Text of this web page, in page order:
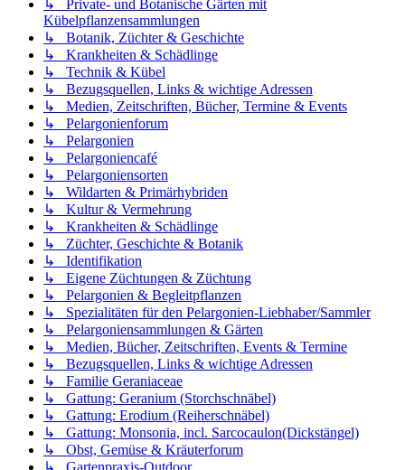
↳ Private- und Botanische Gärten mit
Kübelpflanzensammlungen
↳ Botanik, Züchter & Geschichte
↳ Krankheiten & Schädlinge
↳ Technik & Kübel
↳ Bezugsquellen, Links & wichtige Adressen
↳ Medien, Zeitschriften, Bücher, Termine & Events
↳ Pelargonienforum
↳ Pelargonien
↳ Pelargoniencafé
↳ Pelargoniensorten
↳ Wildarten & Primärhybriden
↳ Kultur & Vermehrung
↳ Krankheiten & Schädlinge
↳ Züchter, Geschichte & Botanik
↳ Identifikation
↳ Eigene Züchtungen & Züchtung
↳ Pelargonien & Begleitpflanzen
↳ Spezialitäten für den Pelargonien-Liebhaber/Sammler
↳ Pelargoniensammlungen & Gärten
↳ Medien, Bücher, Zeitschriften, Events & Termine
↳ Bezugsquellen, Links & wichtige Adressen
↳ Familie Geraniaceae
↳ Gattung: Geranium (Storchschnäbel)
↳ Gattung: Erodium (Reiherschnäbel)
↳ Gattung: Monsonia, incl. Sarcocaulon(Dickstängel)
↳ Obst, Gemüse & Kräuterforum
↳ Gartenpraxis-Outdoor